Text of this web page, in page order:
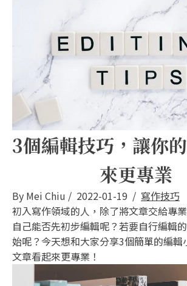
3個編輯技巧，讓你
來更專業
By Mei Chiu / 2022-01-19 / 寫作技巧
初入寫作領域的人，除了將文章交給專
自己能否先初步編輯呢？若要自行編輯
始呢？今天想和大家分享3個簡單的編輯
文章看起來更專業！